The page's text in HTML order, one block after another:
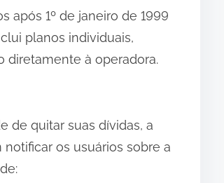
após 1º de janeiro de 1999
planos individuais,
diretamente à operadora.
de quitar suas dívidas, a
os usuários sobre a